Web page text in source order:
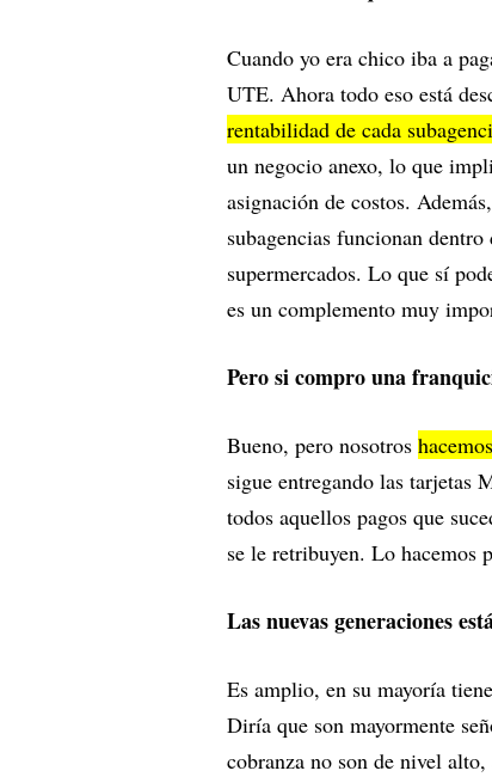
Cuando yo era chico iba a
UTE. Ahora todo eso está
rentabilidad de cada
un negocio anexo, lo que
asignación de costos.
subagencias funcionan
supermercados. Lo que sí
es un complemento muy
Pero si compro una
Bueno, pero nosotros
sigue entregando las tarjetas
todos aquellos pagos que
se le retribuyen. Lo hacemos
Las nuevas generaciones
Es amplio, en su mayoría
Diría que son mayormente
cobranza no son de nivel